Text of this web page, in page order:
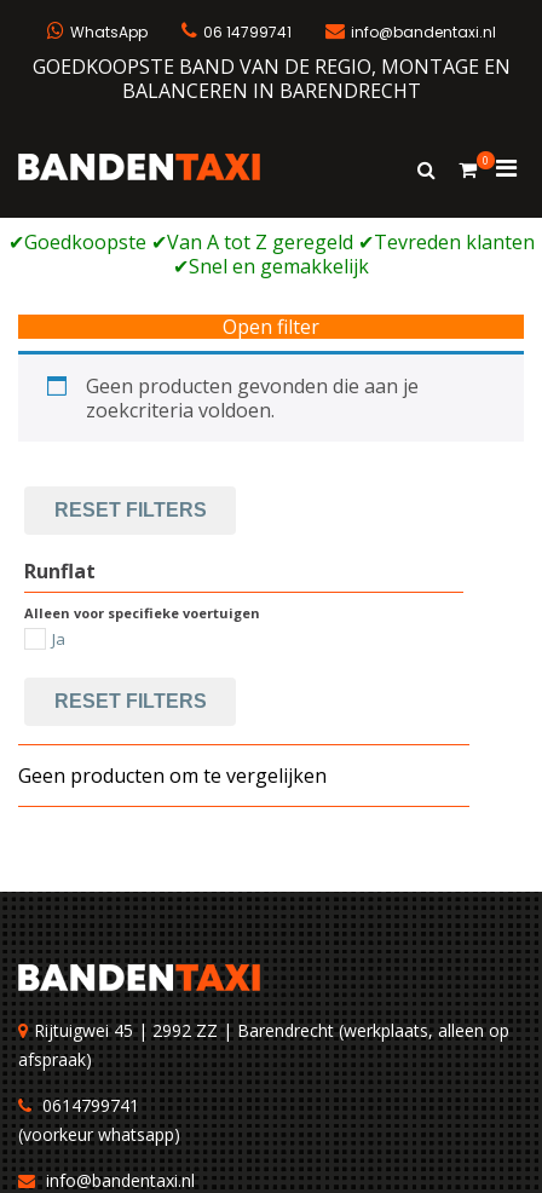
WhatsApp 06 14799741 info@bandentaxi.nl
GOEDKOOPSTE BAND VAN DE REGIO, MONTAGE EN
BALANCEREN IN BARENDRECHT
Bandengarage met eigen webshop
Toon
0
voor
Open filter
Geen producten gevonden die aan je
zoekcriteria voldoen.
RESET FILTERS
Runflat
Alleen voor specifieke voertuigen
Ja
RESET FILTERS
Geen producten om te vergelijken
Rijtuigwei 45 | 2992 ZZ | Barendrecht (werkplaats, alleen op
afspraak)
0614799741
(voorkeur whatsapp)
info@bandentaxi.nl